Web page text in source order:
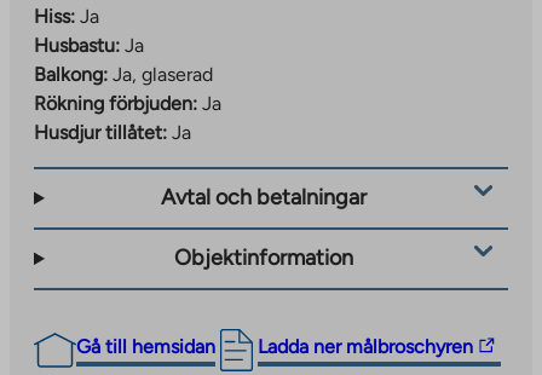
Hiss: Ja
Husbastu: Ja
Balkong: Ja, glaserad
Rökning förbjuden: Ja
Husdjur tillåtet: Ja
Avtal och betalningar
Objektinformation
Gå till hemsidan Ladda ner målbroschyren
The